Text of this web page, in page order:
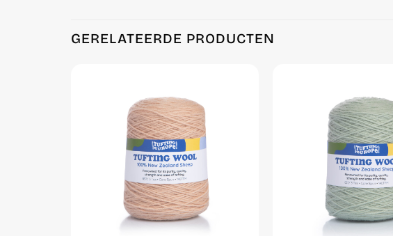
Product Reviews
Instagram @ritva_puranen
Wed Feb 11 2026 09:17:47 GMT+0000 (Coordinated Universal
Navy Blue 500 g Wool Tufting Yarn
Jonas Larsson
Good quality yarn at a great price!
Mon Jan 13 2025 15:19:47 GMT+0000 (Coordinated Universal
GERELATEERDE PRODUCTEN